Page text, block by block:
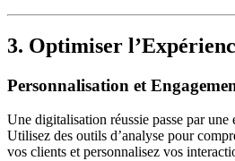
3. Optimiser
Personnalisation et
Une digitalisation réussie passe par
Utilisez des outils d’analyse pour
vos clients et personnalisez vos